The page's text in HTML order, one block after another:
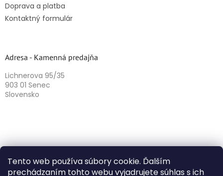
Tento web používa súbory cookie. Ďalším
prechádzaním tohto webu vyjadrujete súhlas s ich
Doprava a platba
Kontaktný formulár
Adresa - Kamenná predajňa
Lichnerova 95/35
903 01 Senec
Slovensko